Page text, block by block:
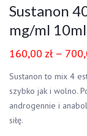
Sustanon
mg/ml 10ml
160,00 zł –
Sustanon to mix 4
szybko jak i wolno.
androgennie i
siłę.